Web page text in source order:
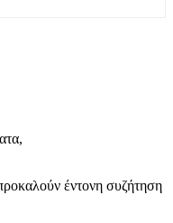
έντονη συζήτηση